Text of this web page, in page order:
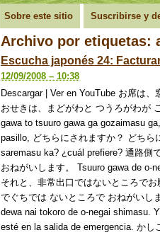
Sobre este sitio Suscribirse y
Archivo por etiquetas:
Escucha japonés 24:
12/09/2008 – 10:38
Descargar | Ver en YouTube お席は、
おせきは、まどがわと つうろがわが
gawa to tsuuro gawa ga gozaimasu
pasillo, どちらにされますか？ どちら
saremasu ka? ¿cuál prefiere? 通路側
おねがいします。 Tsuuro gawa de o-
それと、非常出口ではないところで
でぐちでは ないところで おねがいし
dewa nai tokoro de o-negai shimasu.
esté en la salida de emergencia. かし